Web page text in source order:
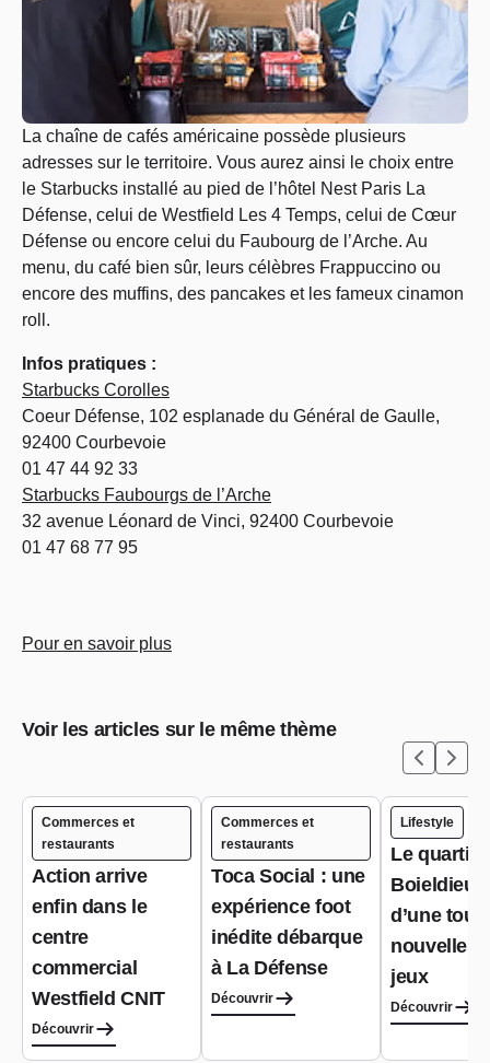
La chaîne de cafés américaine possède plusieurs
adresses sur le territoire. Vous aurez ainsi le choix entre
le Starbucks installé au pied de l’hôtel Nest Paris La
Défense, celui de Westfield Les 4 Temps, celui de Cœur
Défense ou encore celui du Faubourg de l’Arche. Au
menu, du café bien sûr, leurs célèbres Frappuccino ou
encore des muffins, des pancakes et les fameux cinamon
roll.
Infos pratiques :
Starbucks Corolles
Coeur Défense, 102 esplanade du Général de Gaulle,
92400 Courbevoie
01 47 44 92 33
Starbucks Faubourgs de l’Arche
32 avenue Léonard de Vinci, 92400 Courbevoie
01 47 68 77 95
Pour en savoir plus
Voir les articles sur le même thème
Commerces et
restaurants
Action arrive
enfin dans le
centre
commercial
Westfield CNIT
Découvrir
Commerces et
restaurants
Toca Social : une
expérience foot
inédite débarque
à La Défense
Découvrir
Lifestyle
Le quartier
Boieldieu
d’une
nouvelle
jeux
Découvrir